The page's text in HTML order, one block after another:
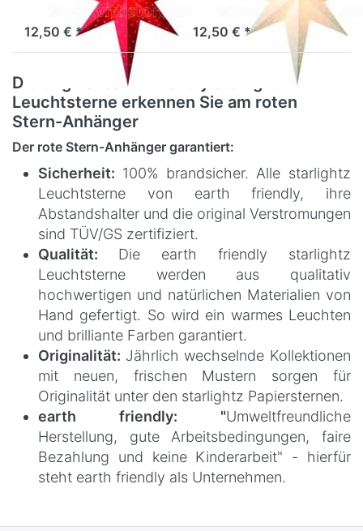
Sofort versandfertig, Lieferzeit 1-3 Werktage.
12,50 € *
Sofort versandfertig, Lieferzeit 1-3 Werktage.
12,50 € *
Die original earth friendly starlightz
Leuchtsterne erkennen Sie am roten
Stern-Anhänger
Der rote Stern-Anhänger garantiert:
Sicherheit: 100% brandsicher. Alle starlightz
Leuchtsterne von earth friendly, ihre
Abstandshalter und die original Verstromungen
sind TÜV/GS zertifiziert.
Qualität: Die earth friendly starlightz
Leuchtsterne werden aus qualitativ
hochwertigen und natürlichen Materialien von
Hand gefertigt. So wird ein warmes Leuchten
und brilliante Farben garantiert.
Originalität: Jährlich wechselnde Kollektionen
mit neuen, frischen Mustern sorgen für
Originalität unter den starlightz Papiersternen.
earth friendly: "Umweltfreundliche
Herstellung, gute Arbeitsbedingungen, faire
Bezahlung und keine Kinderarbeit" - hierfür
steht earth friendly als Unternehmen.